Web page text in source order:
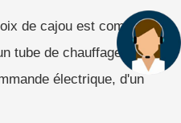
de cajou est composée
tube de chauffage
électrique, d'un